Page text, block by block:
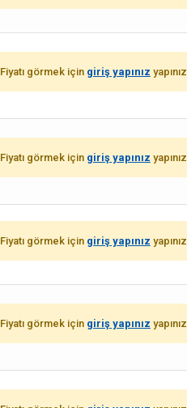
Fiyatı görmek için giriş yapınız yapınız
Fiyatı görmek için giriş yapınız yapınız
Fiyatı görmek için giriş yapınız yapınız
Fiyatı görmek için giriş yapınız yapınız